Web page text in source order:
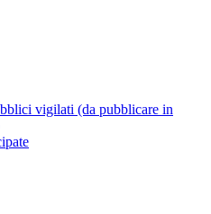
vigilati (da pubblicare in